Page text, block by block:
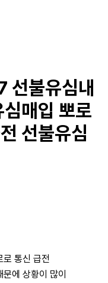
불유심내
매입 뽀로
선불유심
통신 급전
에 상황이 많이